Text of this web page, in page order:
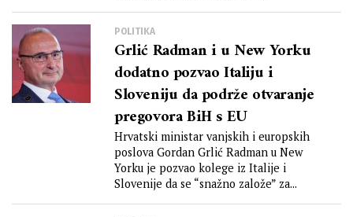
POLITIKA
Grlić Radman i u New Yorku
dodatno pozvao Italiju i
Sloveniju da podrže otvaranje
pregovora BiH s EU
Hrvatski ministar vanjskih i europskih
poslova Gordan Grlić Radman u New
Yorku je pozvao kolege iz Italije i
Slovenije da se “snažno založe” za...